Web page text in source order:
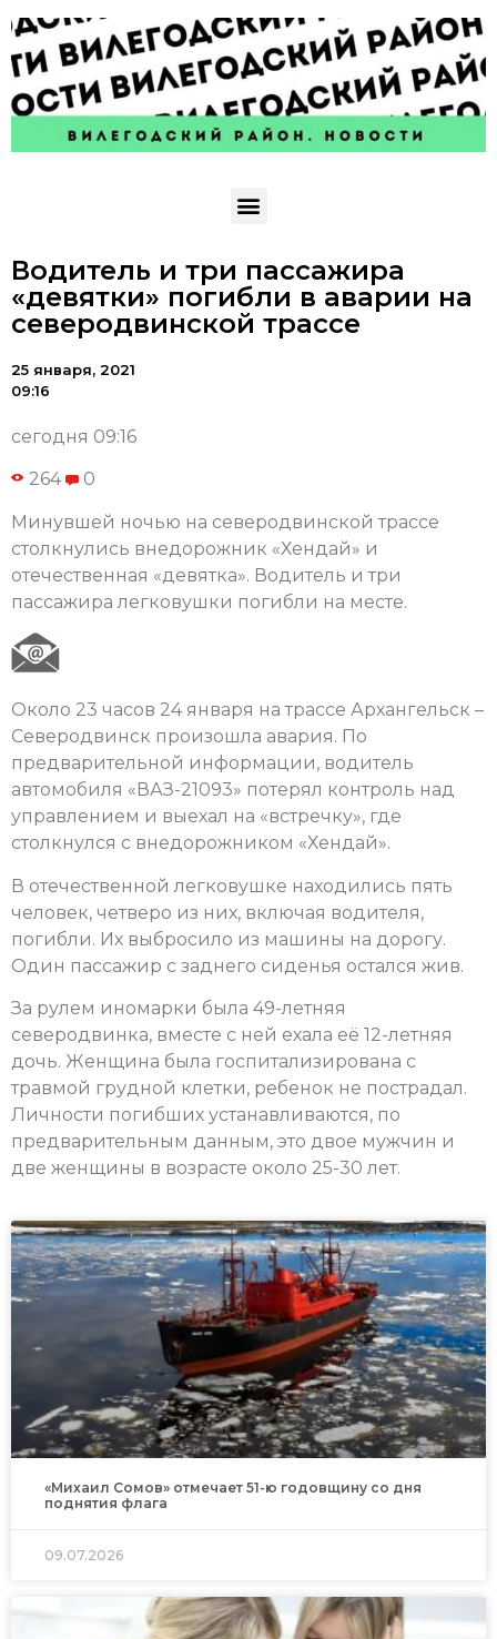
Водитель и три пассажира
«девятки» погибли в аварии на
северодвинской трассе
25 января, 2021
09:16
сегодня 09:16
264 0
Минувшей ночью на северодвинской трассе
столкнулись внедорожник «Хендай» и
отечественная «девятка». Водитель и три
пассажира легковушки погибли на месте.
Около 23 часов 24 января на трассе Архангельск –
Северодвинск произошла авария. По
предварительной информации, водитель
автомобиля «ВАЗ-21093» потерял контроль над
управлением и выехал на «встречку», где
столкнулся с внедорожником «Хендай».
В отечественной легковушке находились пять
человек, четверо из них, включая водителя,
погибли. Их выбросило из машины на дорогу.
Один пассажир с заднего сиденья остался жив.
За рулем иномарки была 49-летняя
северодвинка, вместе с ней ехала её 12-летняя
дочь. Женщина была госпитализирована с
травмой грудной клетки, ребенок не пострадал.
Личности погибших устанавливаются, по
предварительным данным, это двое мужчин и
две женщины в возрасте около 25-30 лет.
«Михаил Сомов» отмечает 51-ю годовщину со дня
поднятия флага
09.07.2026